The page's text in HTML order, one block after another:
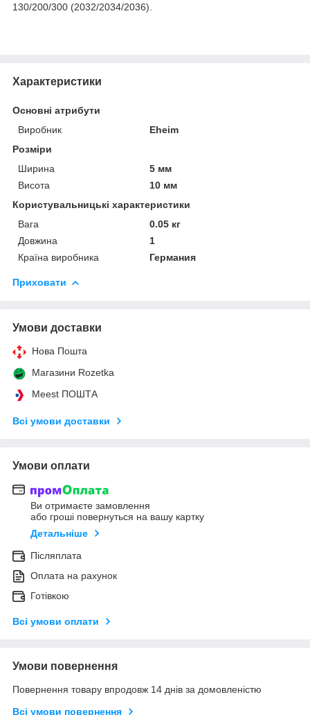
130/200/300 (2032/2034/2036).
Характеристики
Основні атрибути
Виробник
Eheim
Розміри
Ширина
5 мм
Висота
10 мм
Користувальницькі характеристики
Вага
0.05 кг
Довжина
1
Країна виробника
Германия
Приховати
Умови доставки
Нова Пошта
Магазини Rozetka
Meest ПОШТА
Всі умови доставки
Умови оплати
Ви отримаєте замовлення
або гроші повернуться на вашу картку
Детальніше
Післяплата
Оплата на рахунок
Готівкою
Всі умови оплати
Умови повернення
Повернення товару впродовж 14 днів за домовленістю
Всі умови повернення